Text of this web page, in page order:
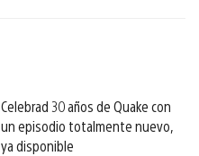
Celebrad 30 años de Quake con
un episodio totalmente nuevo,
ya disponible